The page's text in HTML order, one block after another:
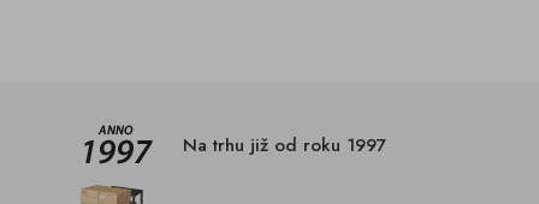
Na trhu již od roku 1997